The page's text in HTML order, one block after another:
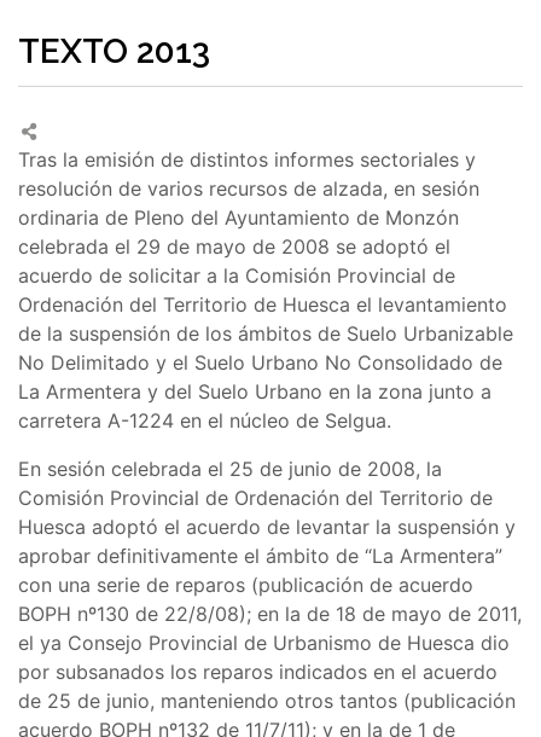
TEXTO 2013
Tras la emisión de distintos informes sectoriales y
resolución de varios recursos de alzada, en sesión
ordinaria de Pleno del Ayuntamiento de Monzón
celebrada el 29 de mayo de 2008 se adoptó el
acuerdo de solicitar a la Comisión Provincial de
Ordenación del Territorio de Huesca el levantamiento
de la suspensión de los ámbitos de Suelo Urbanizable
No Delimitado y el Suelo Urbano No Consolidado de
La Armentera y del Suelo Urbano en la zona junto a
carretera A-1224 en el núcleo de Selgua.
En sesión celebrada el 25 de junio de 2008, la
Comisión Provincial de Ordenación del Territorio de
Huesca adoptó el acuerdo de levantar la suspensión y
aprobar definitivamente el ámbito de “La Armentera”
con una serie de reparos (publicación de acuerdo
BOPH nº130 de 22/8/08); en la de 18 de mayo de 2011,
el ya Consejo Provincial de Urbanismo de Huesca dio
por subsanados los reparos indicados en el acuerdo
de 25 de junio, manteniendo otros tantos (publicación
acuerdo BOPH nº132 de 11/7/11); y en la de 1 de